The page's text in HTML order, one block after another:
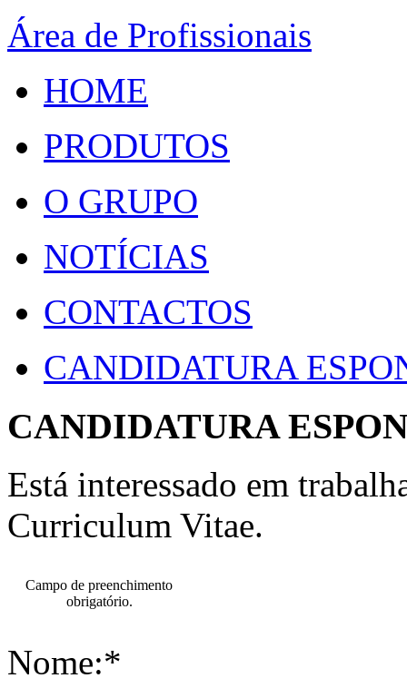
Área de Profissionais
HOME
PRODUTOS
O GRUPO
NOTÍCIAS
CONTACTOS
CANDIDATURA
CANDIDATURA
Está interessado em
Curriculum Vitae.
Campo de preenchimento
obrigatório.
Nome:*